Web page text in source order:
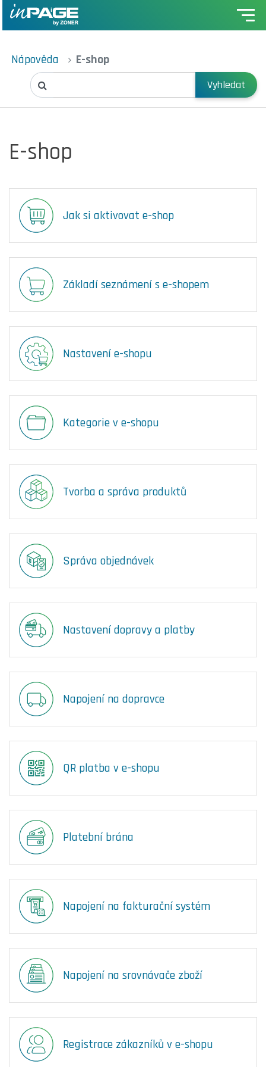
Nápověda E-shop
Vyhledat
E-shop
Jak si aktivovat e-shop
Základí seznámení s e-shopem
Nastavení e-shopu
Kategorie v e-shopu
Tvorba a správa produktů
Správa objednávek
Nastavení dopravy a platby
Napojení na dopravce
QR platba v e-shopu
Platební brána
Napojení na fakturační systém
Napojení na srovnávače zboží
Registrace zákazníků v e-shopu